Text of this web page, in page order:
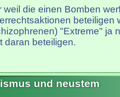
weil die einen Bomben
beteiligen
"Extreme" ja
daran beteiligen.
und neustem